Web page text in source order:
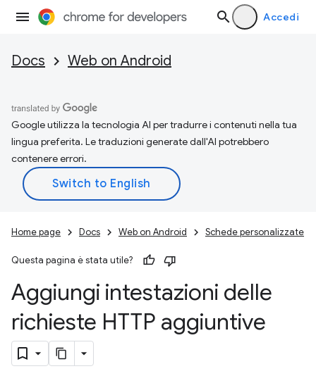
Accedi
Docs Web on Android
Google utilizza la tecnologia AI per tradurre i contenuti nella tua
lingua preferita. Le traduzioni generate dall'AI potrebbero
contenere errori.
Home page Docs Web on Android Schede personalizzate
Questa pagina è stata utile?
Aggiungi intestazioni delle
richieste HTTP aggiuntive